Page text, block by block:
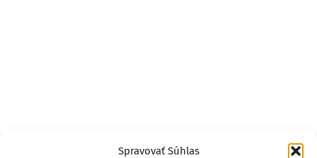
Spravovať Súhlas